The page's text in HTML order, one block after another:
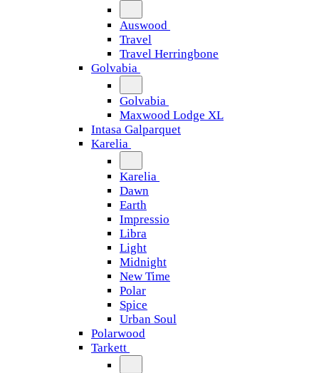
Auswood
Travel
Travel Herringbone
Golvabia
Golvabia
Maxwood Lodge XL
Intasa Galparquet
Karelia
Karelia
Dawn
Earth
Impressio
Libra
Light
Midnight
New Time
Polar
Spice
Urban Soul
Polarwood
Tarkett